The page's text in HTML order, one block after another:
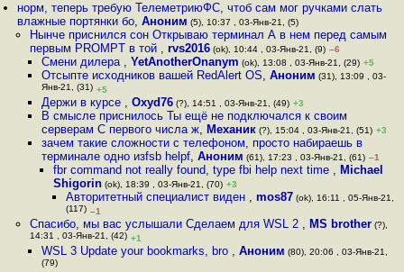
норм, теперь требую ТелеметриюФС, чтоб сам мог ручками слать
влажные портянки бо,Аноним (5), 10:37 , 03-Янв-21, (5)
Нынче приснился сон Открываю терминал А в нем перед самым
первым PROMPT в той , rvs2016(ok), 10:44 , 03-Янв-21, (9) –6
Смени дилера , YetAnotherOnanym (ok), 13:08 , 03-Янв-21, (29) +5
Отсыпте исходников вашей RedAlert OS, Аноним (31), 13:09 , 03-
Янв-21, (31) +5
Держи в курсе , Oxyd76(?), 14:51 , 03-Янв-21, (49) +3
В смысле приснилось Ты ещё не подключался к своим
серверам С первого числа ж, Механик(?), 15:04 , 03-Янв-21, (51) +3
зачем такие сложности с телефоном, просто набираешь в
терминале одно изfsb helpf, Аноним (61), 17:23 , 03-Янв-21, (61) –1
fbr command not really found, type fbi help next time , Michael
Shigorin (ok), 18:39 , 03-Янв-21, (70) +3
Авторитетный специалист виден , mos87(ok), 16:11 , 05-Янв-21,
(117) –1
Спасибо, мы вас услышали Сделаем для WSL 2 , MS brother(?),
14:31 , 03-Янв-21, (42) +1
WSL 3 Update your bookmarks, bro , Аноним (80), 20:06 , 03-Янв-21,
(79)